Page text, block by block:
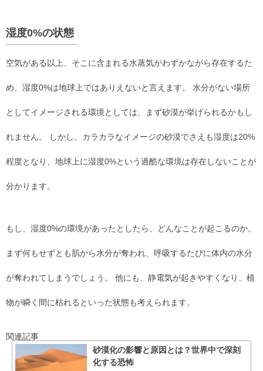
湿度0%の状態
空気がある以上、そこに含まれる水蒸気がわずかながら存在するた
め、湿度0%は地球上ではありえないと言えます。 水分がない場所
としてイメージされる環境としては、まず砂漠が挙げられるかもし
れません。 しかし、カラカラなイメージの砂漠でさえも湿度は20%
程度となり、地球上に湿度0%という過酷な環境は存在しないことが
分かります。
もし、湿度0%の環境があったとしたら、どんなことが起こるのか。
まず何もせずとも肌から水分が奪われ、呼吸するたびに体内の水分
が奪われてしまうでしょう。 他にも、静電気が起きやすくなり、植
物が瞬く間に枯れるといった状態も考えられます。
関連記事
砂漠化の影響と原因とは？世界中で深刻
化する恐怖